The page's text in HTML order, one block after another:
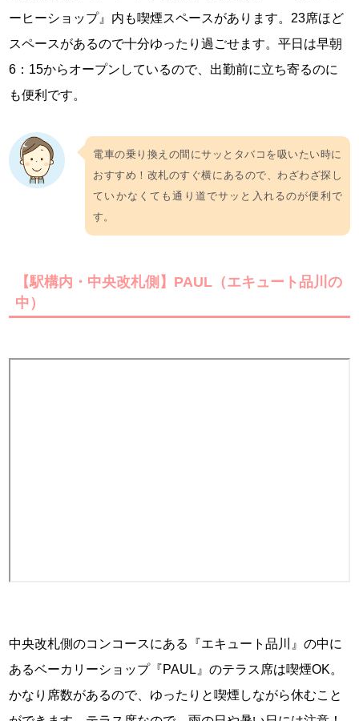
ーヒーショップ』内も喫煙スペースがあります。23席ほど
スペースがあるので十分ゆったり過ごせます。平日は早朝
6：15からオープンしているので、出勤前に立ち寄るのに
も便利です。
電車の乗り換えの間にサッとタバコを吸いたい時に
おすすめ！改札のすぐ横にあるので、わざわざ探し
ていかなくても通り道でサッと入れるのが便利で
す。
【駅構内・中央改札側】PAUL（エキュート品川の
中）
中央改札側のコンコースにある『エキュート品川』の中に
あるベーカリーショップ『PAUL』のテラス席は喫煙OK。
かなり席数があるので、ゆったりと喫煙しながら休むこと